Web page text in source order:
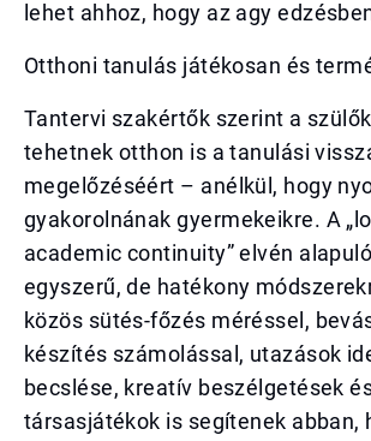
lehet ahhoz, hogy az agy
Otthoni tanulás játékosan és
Tantervi szakértők szerint a
tehetnek otthon is a tanulási
megelőzéséért – anélkül, hogy
gyakorolnának gyermekeikre. A
academic continuity” elvén
egyszerű, de hatékony
közös sütés-főzés méréssel,
készítés számolással, utazások
becslése, kreatív beszélgetések
társasjátékok is segítenek abban,